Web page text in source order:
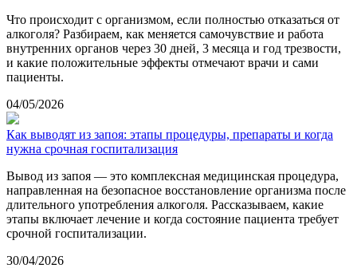
Что происходит с организмом, если полностью отказаться от
алкоголя? Разбираем, как меняется самочувствие и работа
внутренних органов через 30 дней, 3 месяца и год трезвости,
и какие положительные эффекты отмечают врачи и сами
пациенты.
04/05/2026
Как выводят из запоя: этапы процедуры, препараты и когда
нужна срочная госпитализация
Вывод из запоя — это комплексная медицинская процедура,
направленная на безопасное восстановление организма после
длительного употребления алкоголя. Рассказываем, какие
этапы включает лечение и когда состояние пациента требует
срочной госпитализации.
30/04/2026